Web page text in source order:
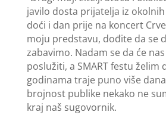
javilo dosta prijatelja iz
doći i dan prije na koncert
moju predstavu, dođite da se
zabavimo. Nadam se da će
poslužiti, a SMART festu želim
godinama traje puno više
brojnost publike nekako ne
kraj naš sugovornik.